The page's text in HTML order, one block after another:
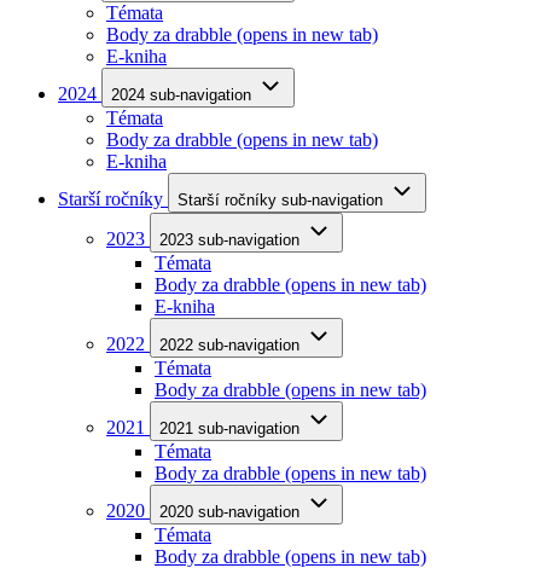
Témata
Body za drabble (opens in new tab)
E-kniha
2024
2024 sub-navigation
Témata
Body za drabble (opens in new tab)
E-kniha
Starší ročníky
Starší ročníky sub-navigation
2023 2023 sub-navigation
Témata
Body za drabble (opens in new tab)
E-kniha
2022
2022 sub-navigation
Témata
Body za drabble (opens in new tab)
2021
2021 sub-navigation
Témata
Body za drabble (opens in new tab)
2020
2020 sub-navigation
Témata
Body za drabble (opens in new tab)